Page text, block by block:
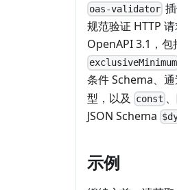
oas-validator
规范验证 HTTP
OpenAPI 3.1，包
exclusiveMinimum
条件 Schema、
型，以及
const 、
JSON Schema
示例